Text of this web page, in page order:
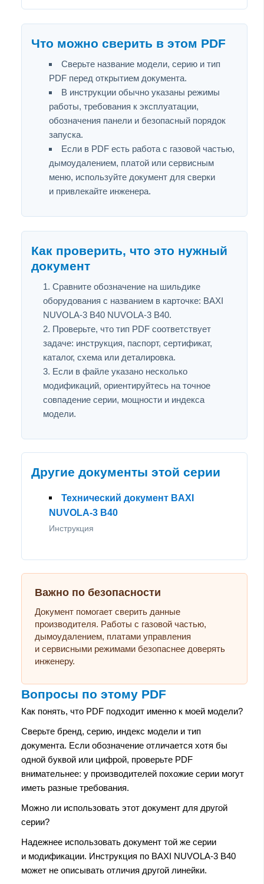
Что можно сверить в этом PDF
Сверьте название модели, серию и тип
PDF перед открытием документа.
В инструкции обычно указаны режимы
работы, требования к эксплуатации,
обозначения панели и безопасный порядок
запуска.
Если в PDF есть работа с газовой частью,
дымоудалением, платой или сервисным
меню, используйте документ для сверки
и привлекайте инженера.
Как проверить, что это нужный
документ
Сравните обозначение на шильдике
оборудования с названием в карточке: BAXI
NUVOLA-3 B40 NUVOLA-3 B40.
Проверьте, что тип PDF соответствует
задаче: инструкция, паспорт, сертификат,
каталог, схема или деталировка.
Если в файле указано несколько
модификаций, ориентируйтесь на точное
совпадение серии, мощности и индекса
модели.
Другие документы этой серии
Технический документ BAXI
NUVOLA-3 B40
Инструкция
Важно по безопасности
Документ помогает сверить данные
производителя. Работы с газовой частью,
дымоудалением, платами управления
и сервисными режимами безопаснее доверять
инженеру.
Вопросы по этому PDF
Как понять, что PDF подходит именно к моей модели?
Сверьте бренд, серию, индекс модели и тип
документа. Если обозначение отличается хотя бы
одной буквой или цифрой, проверьте PDF
внимательнее: у производителей похожие серии могут
иметь разные требования.
Можно ли использовать этот документ для другой
серии?
Надежнее использовать документ той же серии
и модификации. Инструкция по BAXI NUVOLA-3 B40
может не описывать отличия другой линейки.